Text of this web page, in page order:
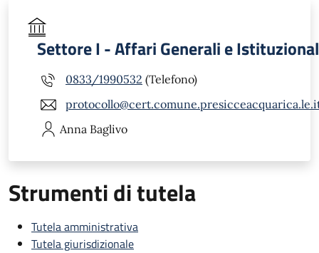
Settore I - Affari Generali e
0833/1990532 (Telefono)
Anna Baglivo
Strumenti di tutela
Tutela amministrativa
Tutela giurisdizionale